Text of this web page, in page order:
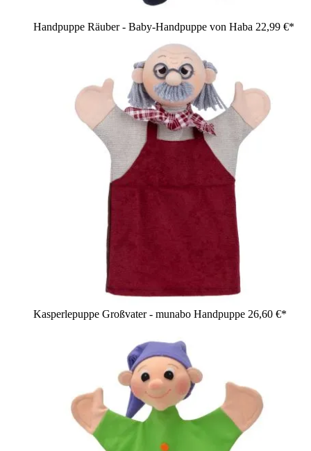
Handpuppe Räuber - Baby-Handpuppe von Haba 22,99 €*
Kasperlepuppe Großvater - munabo Handpuppe 26,60 €*